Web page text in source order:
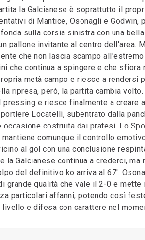
la Galcianese è soprattutto il
di Mantice, Osonagli e Godwin,
sulla corsia sinistra con una
pallone invitante al centro dell'area.
che non lascia scampo
che continua a spingere e che
metà campo e riesce a
ripresa, però, la partita cambia
e riesce finalmente a creare
Locatelli, subentrato dalla
occasione costruita dai pratesi. Lo
comunque il controllo
al gol con una conclusione
la Galcianese continua a crederci,
del definitivo ko arriva al 67'.
grande qualità che vale il 2-0 e
particolari affanni, potendo così
e difesa con carattere nel